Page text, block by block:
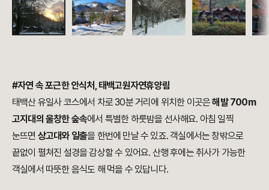
#자연 속 포근한 안식처, 태백고원자연휴양림
태백산 유일사 코스에서 차로 30분 거리에 위치한 이곳은해발 700m
고지대의 울창한 숲속에서 특별한 하룻밤을 선사해요. 아침 일찍
눈뜨면 상고대와 일출을 한번에 만날 수 있죠. 객실에서는 창밖으로
끝없이 펼쳐진 설경을 감상할 수 있어요. 산행 후에는 취사가 가능한
객실에서 따뜻한 음식도 해 먹을 수 있답니다.